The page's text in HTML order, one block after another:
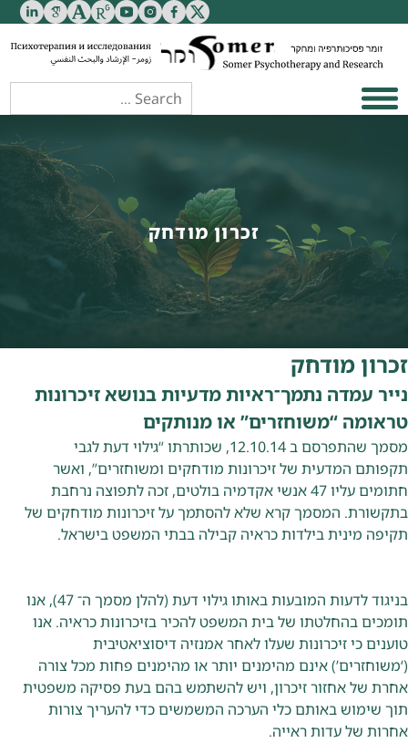
זכרון מודחק
זכרון מודחק
נייר עמדה נתמך־ראיות מדעיות בנושא זיכרונות
טראומה “משוחזרים” או מנותקים
מסמך שהתפרסם ב 12.10.14, שכותרתו “גילוי דעת לגבי
תקפותם המדעית של זיכרונות מודחקים ומשוחזרים”, ואשר
חתומים עליו 47 אנשי אקדמיה בולטים, זכה לתפוצה נרחבת
בתקשורת. המסמך קרא שלא להסתמך על זיכרונות מודחקים של
תקיפה מינית בילדות כראיה קבילה בבתי המשפט בישראל.
בניגוד לדעות המובעות באותו גילוי דעת (להלן מסמך ה־ 47), אנו
תומכים בהחלטתו של בית המשפט להכיר בזיכרונות כראיה. אנו
טוענים כי זיכרונות שעלו לאחר אמנזיה דיסוציאטיבית
(‘משוחזרים’) אינם מהימנים יותר או מהימנים פחות מכל צורה
אחרת של אחזור זיכרון, ויש להשתמש בהם בעת פסיקה משפטית
תוך שימוש באותם כלי הערכה המשמשים כדי להעריך צורות
אחרות של עדות ראייה.